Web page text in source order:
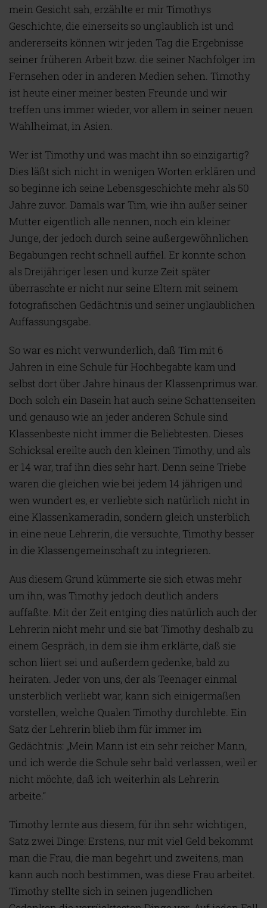
mein Gesicht sah, erzählte er mir Timothys
Geschichte, die einerseits so unglaublich ist und
andererseits können wir jeden Tag die Ergebnisse
seiner früheren Arbeit bzw. die seiner Nachfolger im
Fernsehen oder in anderen Medien sehen. Timothy
ist heute einer meiner besten Freunde und wir
treffen uns immer wieder, vor allem in seiner neuen
Wahlheimat, in Asien.
Wer ist Timothy und was macht ihn so einzigartig?
Dies läßt sich nicht in wenigen Worten erklären und
so beginne ich seine Lebensgeschichte mehr als 50
Jahre zuvor. Damals war Tim, wie ihn außer seiner
Mutter eigentlich alle nennen, noch ein kleiner
Junge, der jedoch durch seine außergewöhnlichen
Begabungen recht schnell auffiel. Er konnte schon
als Dreijähriger lesen und kurze Zeit später
überraschte er nicht nur seine Eltern mit seinem
fotografischen Gedächtnis und seiner unglaublichen
Auffassungsgabe.
So war es nicht verwunderlich, daß Tim mit 6
Jahren in eine Schule für Hochbegabte kam und
selbst dort über Jahre hinaus der Klassenprimus war.
Doch solch ein Dasein hat auch seine Schattenseiten
und genauso wie an jeder anderen Schule sind
Klassenbeste nicht immer die Beliebtesten. Dieses
Schicksal ereilte auch den kleinen Timothy, und als
er 14 war, traf ihn dies sehr hart. Denn seine Triebe
waren die gleichen wie bei jedem 14 jährigen und
wen wundert es, er verliebte sich natürlich nicht in
eine Klassenkameradin, sondern gleich unsterblich
in eine neue Lehrerin, die versuchte, Timothy besser
in die Klassengemeinschaft zu integrieren.
Aus diesem Grund kümmerte sie sich etwas mehr
um ihn, was Timothy jedoch deutlich anders
auffaßte. Mit der Zeit entging dies natürlich auch der
Lehrerin nicht mehr und sie bat Timothy deshalb zu
einem Gespräch, in dem sie ihm erklärte, daß sie
schon liiert sei und außerdem gedenke, bald zu
heiraten. Jeder von uns, der als Teenager einmal
unsterblich verliebt war, kann sich einigermaßen
vorstellen, welche Qualen Timothy durchlebte. Ein
Satz der Lehrerin blieb ihm für immer im
Gedächtnis: „Mein Mann ist ein sehr reicher Mann,
und ich werde die Schule sehr bald verlassen, weil er
nicht möchte, daß ich weiterhin als Lehrerin
arbeite.“
Timothy lernte aus diesem, für ihn sehr wichtigen,
Satz zwei Dinge: Erstens, nur mit viel Geld bekommt
man die Frau, die man begehrt und zweitens, man
kann auch noch bestimmen, was diese Frau arbeitet.
Timothy stellte sich in seinen jugendlichen